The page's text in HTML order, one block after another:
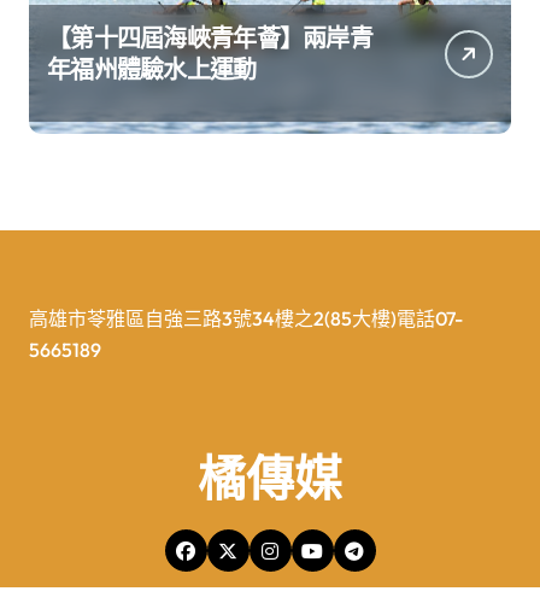
【第十四屆海峽青年薈】兩岸青
年福州體驗水上運動
高雄市苓雅區自強三路3號34樓之2(85大樓)電話07-
5665189
橘傳媒